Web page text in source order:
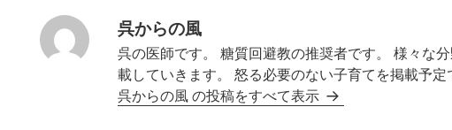
呉からの風
呉の医師です。 糖質回避教の推奨者です。 様々な
載していきます。 怒る必要のない子育てを掲載予定
呉からの風 の投稿をすべて表示